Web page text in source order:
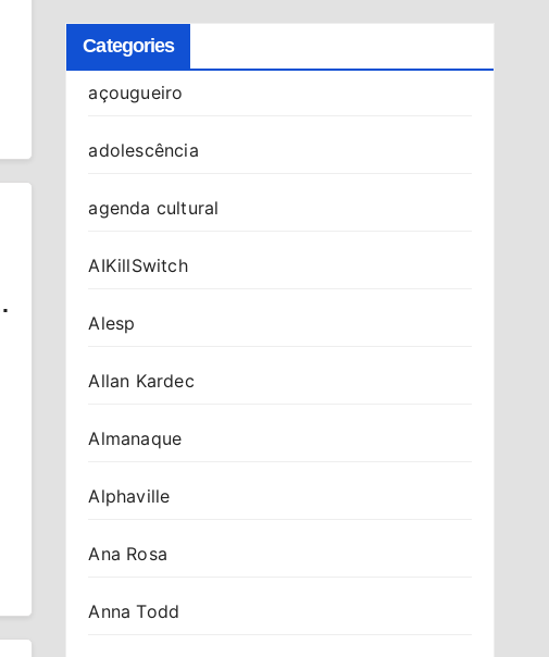
Categories
açougueiro
adolescência
agenda cultural
AIKillSwitch
Alesp
Allan Kardec
Almanaque
Alphaville
Ana Rosa
Anna Todd